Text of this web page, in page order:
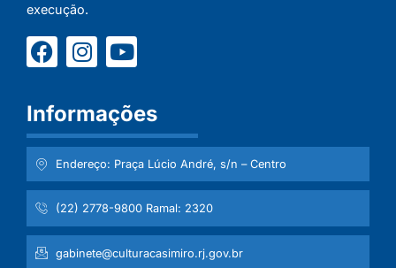
execução.
Informações
Endereço: Praça Lúcio André, s/n – Centro
(22) 2778-9800 Ramal: 2320
gabinete@culturacasimiro.rj.gov.br